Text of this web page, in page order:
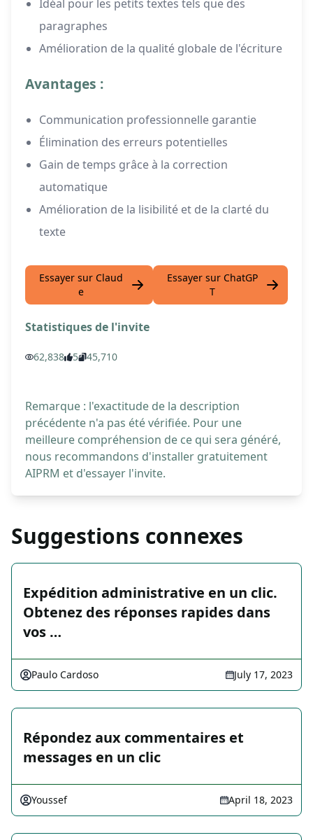
Idéal pour les petits textes tels que des
paragraphes
Amélioration de la qualité globale de l'écriture
Avantages :
Communication professionnelle garantie
Élimination des erreurs potentielles
Gain de temps grâce à la correction
automatique
Amélioration de la lisibilité et de la clarté du
texte
Essayer sur Claud
e
Essayer sur ChatGP
T
Statistiques de l'invite
62,838 5 45,710
Remarque : l'exactitude de la description
précédente n'a pas été vérifiée. Pour une
meilleure compréhension de ce qui sera généré,
nous recommandons d'installer gratuitement
AIPRM et d'essayer l'invite.
Suggestions connexes
Expédition administrative en un clic.
Obtenez des réponses rapides dans
vos …
Paulo Cardoso July 17, 2023
Répondez aux commentaires et
messages en un clic
Youssef April 18, 2023